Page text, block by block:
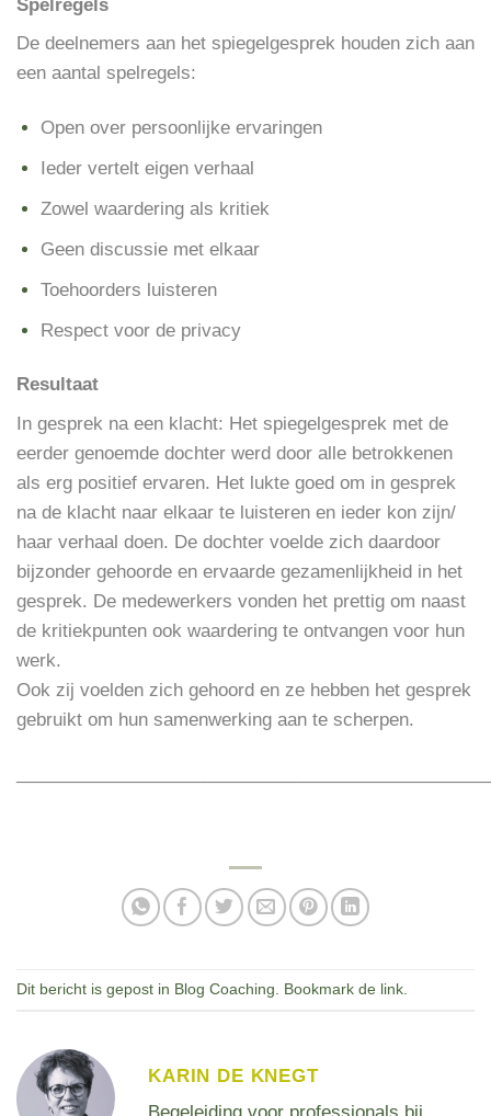
Spelregels
De deelnemers aan het spiegelgesprek houden zich aan
een aantal spelregels:
Open over persoonlijke ervaringen
Ieder vertelt eigen verhaal
Zowel waardering als kritiek
Geen discussie met elkaar
Toehoorders luisteren
Respect voor de privacy
Resultaat
In gesprek na een klacht: Het spiegelgesprek met de
eerder genoemde dochter werd door alle betrokkenen
als erg positief ervaren. Het lukte goed om in gesprek
na de klacht naar elkaar te luisteren en ieder kon zijn/
haar verhaal doen. De dochter voelde zich daardoor
bijzonder gehoorde en ervaarde gezamenlijkheid in het
gesprek. De medewerkers vonden het prettig om naast
de kritiekpunten ook waardering te ontvangen voor hun
werk.
Ook zij voelden zich gehoord en ze hebben het gesprek
gebruikt om hun samenwerking aan te scherpen.
Dit bericht is gepost in Blog Coaching. Bookmark de link.
KARIN DE KNEGT
Begeleiding voor professionals bij